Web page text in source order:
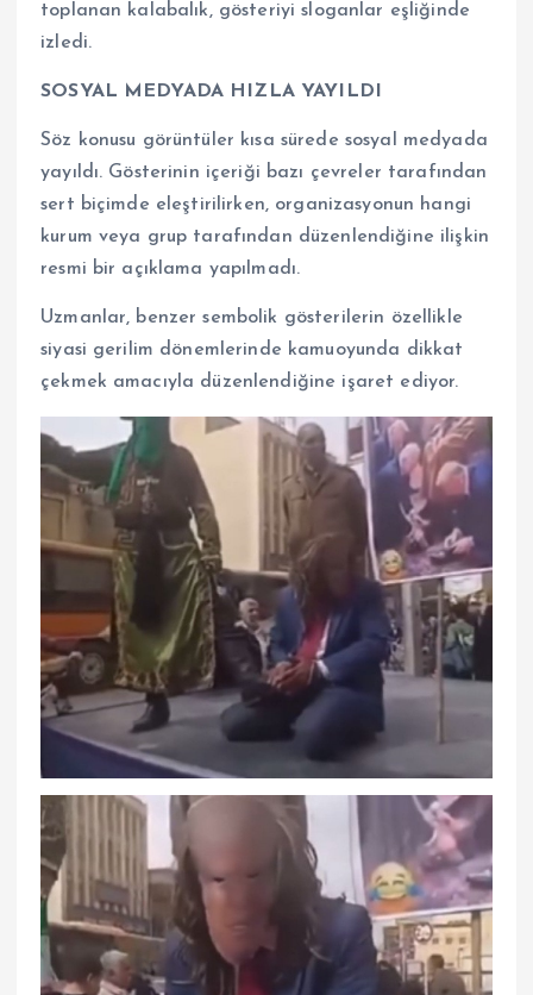
toplanan kalabalık, gösteriyi sloganlar eşliğinde
izledi.
SOSYAL MEDYADA HIZLA YAYILDI
Söz konusu görüntüler kısa sürede sosyal medyada
yayıldı. Gösterinin içeriği bazı çevreler tarafından
sert biçimde eleştirilirken, organizasyonun hangi
kurum veya grup tarafından düzenlendiğine ilişkin
resmi bir açıklama yapılmadı.
Uzmanlar, benzer sembolik gösterilerin özellikle
siyasi gerilim dönemlerinde kamuoyunda dikkat
çekmek amacıyla düzenlendiğine işaret ediyor.